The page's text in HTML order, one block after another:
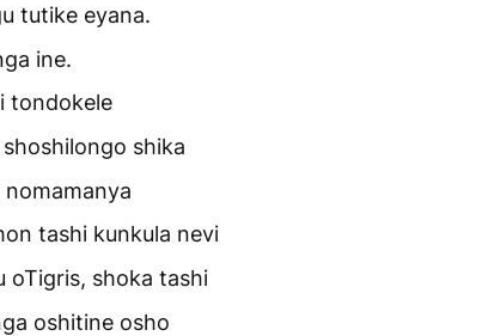
tutike eyana.
ine.
tondokele
shika
tashi kunkula nevi
oTigris, shoka tashi
oshitine osho